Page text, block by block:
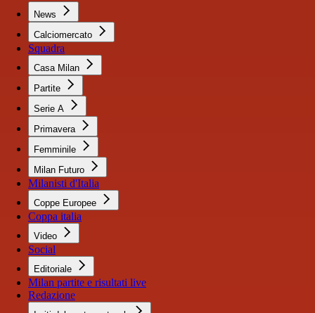
News
Calciomercato
Squadra
Casa Milan
Partite
Serie A
Primavera
Femminile
Milan Futuro
Milanisti d'Italia
Coppe Europee
Coppa italia
Video
Social
Editoriale
Milan partite e risultati live
Redazione